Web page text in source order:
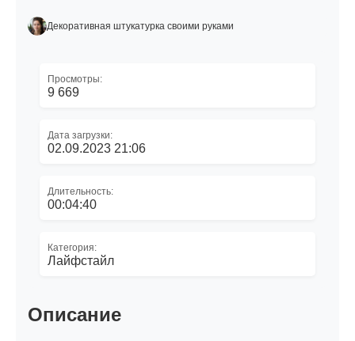
Декоративная штукатурка своими руками
Просмотры:
9 669
Дата загрузки:
02.09.2023 21:06
Длительность:
00:04:40
Категория:
Лайфстайл
Описание